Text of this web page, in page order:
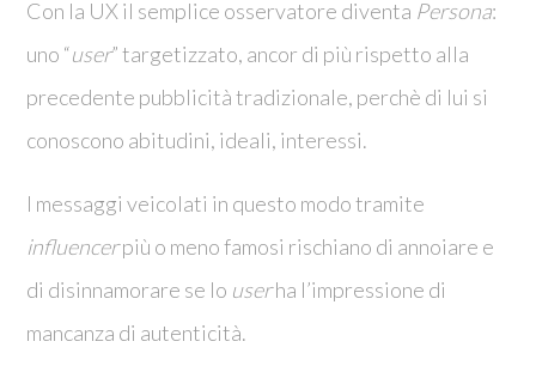
Con la UX il semplice osservatore diventa Persona:
uno “user” targetizzato, ancor di più rispetto alla
precedente pubblicità tradizionale, perchè di lui si
conoscono abitudini, ideali, interessi.
I messaggi veicolati in questo modo tramite
influencerpiù o meno famosi rischiano di annoiare e
di disinnamorare se lo userha l’impressione di
mancanza di autenticità.